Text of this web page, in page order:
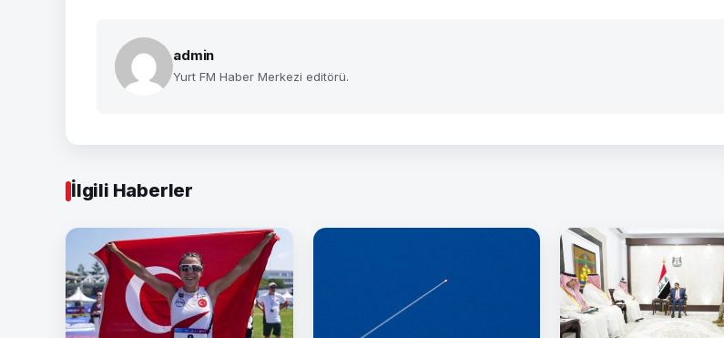
admin
Yurt FM Haber Merkezi editörü.
İlgili Haberler